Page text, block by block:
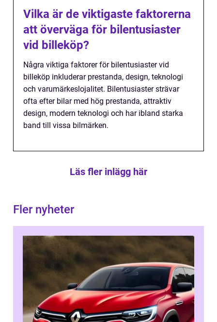
Vilka är de viktigaste faktorerna
att överväga för bilentusiaster
vid billeköp?
Några viktiga faktorer för bilentusiaster vid
billeköp inkluderar prestanda, design, teknologi
och varumärkeslojalitet. Bilentusiaster strävar
ofta efter bilar med hög prestanda, attraktiv
design, modern teknologi och har ibland starka
band till vissa bilmärken.
Läs fler inlägg här
Fler nyheter